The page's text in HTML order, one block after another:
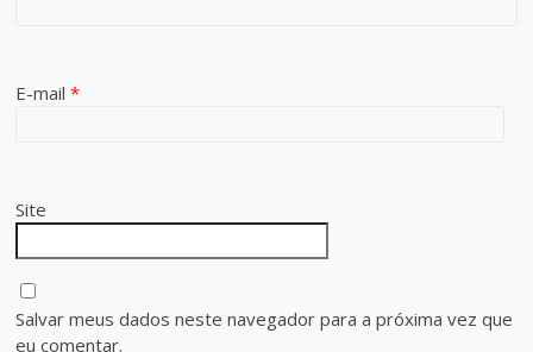
E-mail*
Site
Salvar meus dados neste navegador para a próxima vez que
eu comentar.